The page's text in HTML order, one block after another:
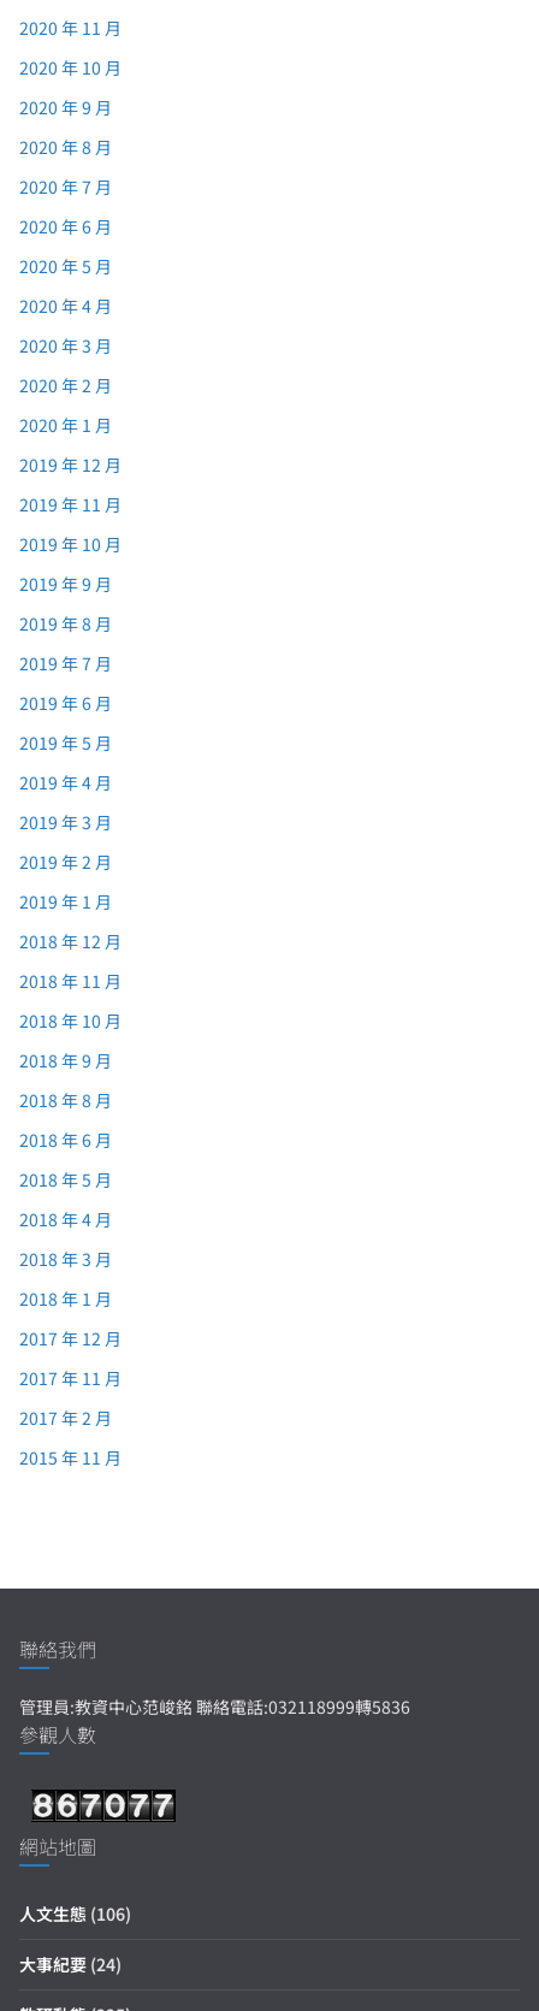
2020 年 11 月
2020 年 10 月
2020 年 9 月
2020 年 8 月
2020 年 7 月
2020 年 6 月
2020 年 5 月
2020 年 4 月
2020 年 3 月
2020 年 2 月
2020 年 1 月
2019 年 12 月
2019 年 11 月
2019 年 10 月
2019 年 9 月
2019 年 8 月
2019 年 7 月
2019 年 6 月
2019 年 5 月
2019 年 4 月
2019 年 3 月
2019 年 2 月
2019 年 1 月
2018 年 12 月
2018 年 11 月
2018 年 10 月
2018 年 9 月
2018 年 8 月
2018 年 6 月
2018 年 5 月
2018 年 4 月
2018 年 3 月
2018 年 1 月
2017 年 12 月
2017 年 11 月
2017 年 2 月
2015 年 11 月
聯絡我們
管理員:教資中心范峻銘 聯絡電話:032118999轉5836
參觀人數
網站地圖
人文生態 (106)
大事紀要 (24)